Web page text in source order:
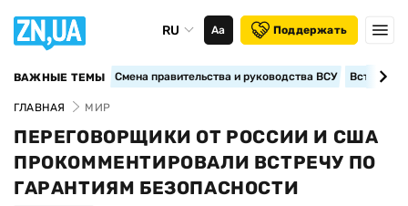
RU Аа Поддержать
ВАЖНЫЕ ТЕМЫ Смена правительства и руководства ВСУ
ГЛАВНАЯ МИР
ПЕРЕГОВОРЩИКИ ОТ РОССИИ И США
ПРОКОММЕНТИРОВАЛИ ВСТРЕЧУ ПО
ГАРАНТИЯМ БЕЗОПАСНОСТИ